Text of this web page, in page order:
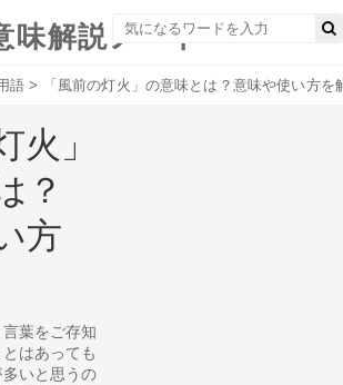
味解説ノート
語 > 「風前の灯火」の意味とは？意味や使い方を
火」
？
方
言葉をご存知
はあっても
いと思うの